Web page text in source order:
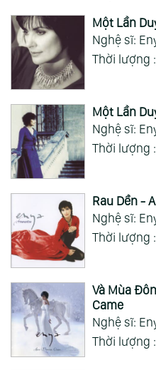
Một Lần
Nghệ sĩ:
Thời lượng
Một Lần
Nghệ sĩ:
Thời lượng
Rau Dền -
Nghệ sĩ:
Thời lượng
Và Mùa
Came
Nghệ sĩ:
Thời lượng